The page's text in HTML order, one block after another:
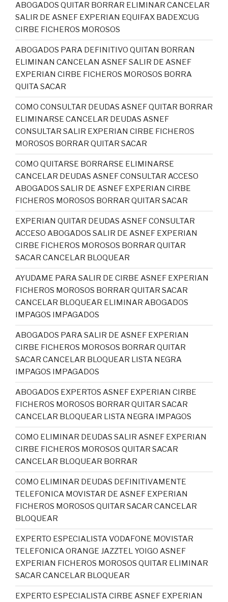
ABOGADOS QUITAR BORRAR ELIMINAR CANCELAR
SALIR DE ASNEF EXPERIAN EQUIFAX BADEXCUG
CIRBE FICHEROS MOROSOS
ABOGADOS PARA DEFINITIVO QUITAN BORRAN
ELIMINAN CANCELAN ASNEF SALIR DE ASNEF
EXPERIAN CIRBE FICHEROS MOROSOS BORRA
QUITA SACAR
COMO CONSULTAR DEUDAS ASNEF QUITAR BORRAR
ELIMINARSE CANCELAR DEUDAS ASNEF
CONSULTAR SALIR EXPERIAN CIRBE FICHEROS
MOROSOS BORRAR QUITAR SACAR
COMO QUITARSE BORRARSE ELIMINARSE
CANCELAR DEUDAS ASNEF CONSULTAR ACCESO
ABOGADOS SALIR DE ASNEF EXPERIAN CIRBE
FICHEROS MOROSOS BORRAR QUITAR SACAR
EXPERIAN QUITAR DEUDAS ASNEF CONSULTAR
ACCESO ABOGADOS SALIR DE ASNEF EXPERIAN
CIRBE FICHEROS MOROSOS BORRAR QUITAR
SACAR CANCELAR BLOQUEAR
AYUDAME PARA SALIR DE CIRBE ASNEF EXPERIAN
FICHEROS MOROSOS BORRAR QUITAR SACAR
CANCELAR BLOQUEAR ELIMINAR ABOGADOS
IMPAGOS IMPAGADOS
ABOGADOS PARA SALIR DE ASNEF EXPERIAN
CIRBE FICHEROS MOROSOS BORRAR QUITAR
SACAR CANCELAR BLOQUEAR LISTA NEGRA
IMPAGOS IMPAGADOS
ABOGADOS EXPERTOS ASNEF EXPERIAN CIRBE
FICHEROS MOROSOS BORRAR QUITAR SACAR
CANCELAR BLOQUEAR LISTA NEGRA IMPAGOS
COMO ELIMINAR DEUDAS SALIR ASNEF EXPERIAN
CIRBE FICHEROS MOROSOS QUITAR SACAR
CANCELAR BLOQUEAR BORRAR
COMO ELIMINAR DEUDAS DEFINITIVAMENTE
TELEFONICA MOVISTAR DE ASNEF EXPERIAN
FICHEROS MOROSOS QUITAR SACAR CANCELAR
BLOQUEAR
EXPERTO ESPECIALISTA VODAFONE MOVISTAR
TELEFONICA ORANGE JAZZTEL YOIGO ASNEF
EXPERIAN FICHEROS MOROSOS QUITAR ELIMINAR
SACAR CANCELAR BLOQUEAR
EXPERTO ESPECIALISTA CIRBE ASNEF EXPERIAN